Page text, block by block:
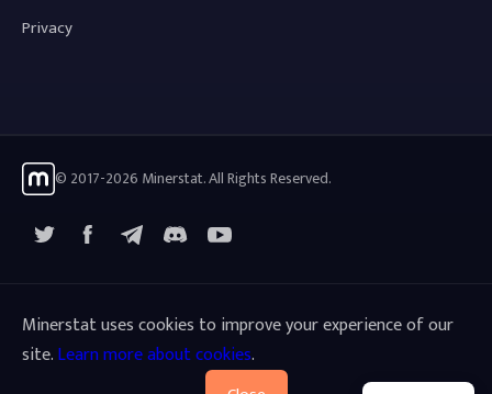
Privacy
© 2017-2026 Minerstat. All Rights Reserved.
FacebookTelegramYouTube
Minerstat uses cookies to improve your experience of our
site.Learn more about cookies.